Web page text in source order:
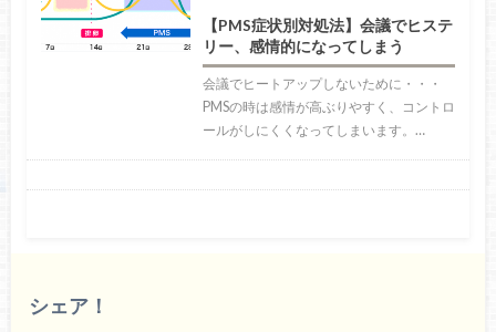
【PMS症状別対処法】会議でヒステ
リー、感情的になってしまう
会議でヒートアップしないために・・・
PMSの時は感情が高ぶりやすく、コントロ
ールがしにくくなってしまいます。…
シェア！